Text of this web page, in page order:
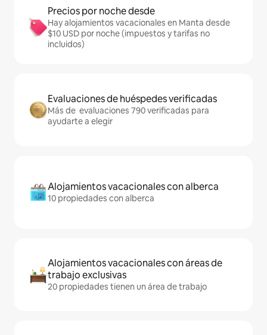
Precios por noche desde
Hay alojamientos vacacionales en Manta desde
$10 USD por noche (impuestos y tarifas no
incluidos)
Evaluaciones de huéspedes verificadas
Más de evaluaciones 790 verificadas para
ayudarte a elegir
Alojamientos vacacionales con alberca
10 propiedades con alberca
Alojamientos vacacionales con áreas de
trabajo exclusivas
20 propiedades tienen un área de trabajo